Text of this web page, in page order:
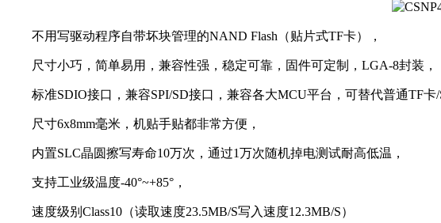
不用写驱动程序自带坏块管理的NAND Flash（贴片式TF卡），
尺寸小巧，简单易用，兼容性强，稳定可靠，固件可定制，LGA-8封装，
标准SDIO接口，兼容SPI/SD接口，兼容各大MCU平台，可替代普通TF卡/
尺寸6x8mm毫米，机贴手贴都非常方便，
内置SLC晶圆擦写寿命10万次，通过1万次随机掉电测试耐高低温，
支持工业级温度-40°~+85°，
速度级别Class10（读取速度23.5MB/S写入速度12.3MB/S）